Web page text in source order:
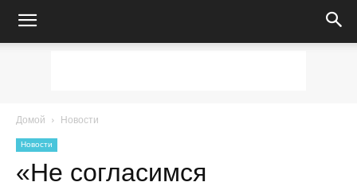
Домой Новости
Новости
«Не согласимся